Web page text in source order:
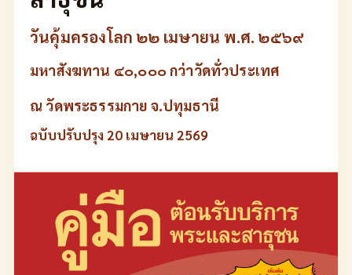
วันคุ้มครองโลก ๒๒ เมษายน พ.ศ. ๒๕๖๙
มหาสังฆทาน ๔๐,๐๐๐ กว่าวัดทั่วประเทศ
ณ วัดพระธรรมกาย จ.ปทุมธานี
ฉบับปรับปรุง 20 เมษายน 2569